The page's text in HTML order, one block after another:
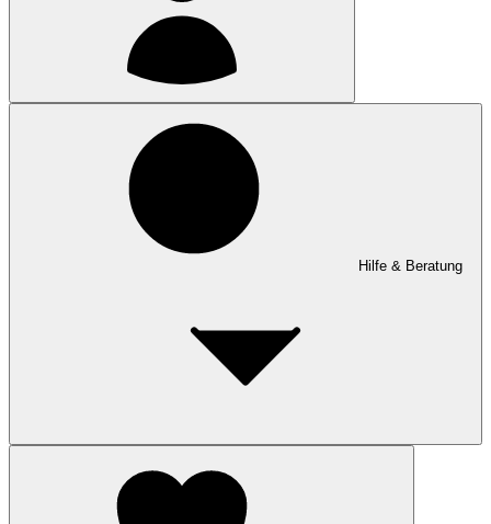
Hilfe & Beratung